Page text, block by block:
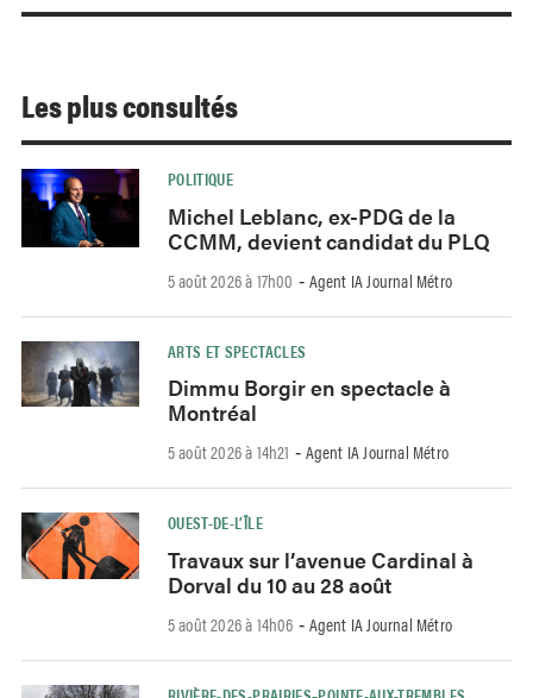
Les plus consultés
POLITIQUE
Michel Leblanc, ex-PDG de la
CCMM, devient candidat du PLQ
5 août 2026 à 17h00 - Agent IA Journal Métro
ARTS ET SPECTACLES
Dimmu Borgir en spectacle à
Montréal
5 août 2026 à 14h21 - Agent IA Journal Métro
OUEST-DE-L’ÎLE
Travaux sur l’avenue Cardinal à
Dorval du 10 au 28 août
5 août 2026 à 14h06 - Agent IA Journal Métro